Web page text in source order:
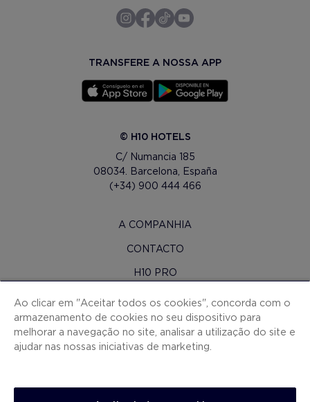
TRANSFERE A NOSSA APP
© H10 HOTELS
C/ Numancia 185
08034. Barcelona, España
(+34) 900 444 466
A COMPANHIA
CONTACTO
H10 PRO
SALA DE IMPRENSA
MAPA DO SITE
CONDIÇOES CONTRATAÇAO
Ao clicar em "Aceitar todos os cookies", concorda com o
armazenamento de cookies no seu dispositivo para
melhorar a navegação no site, analisar a utilização do site e
ajudar nas nossas iniciativas de marketing.